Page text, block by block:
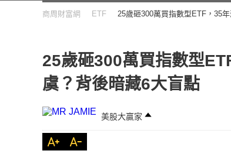
商周財富網 ETF 25歲砸300萬買指數型ETF，35
25歲砸300萬買指數型
虞？背後暗藏6大盲點
美股大贏家